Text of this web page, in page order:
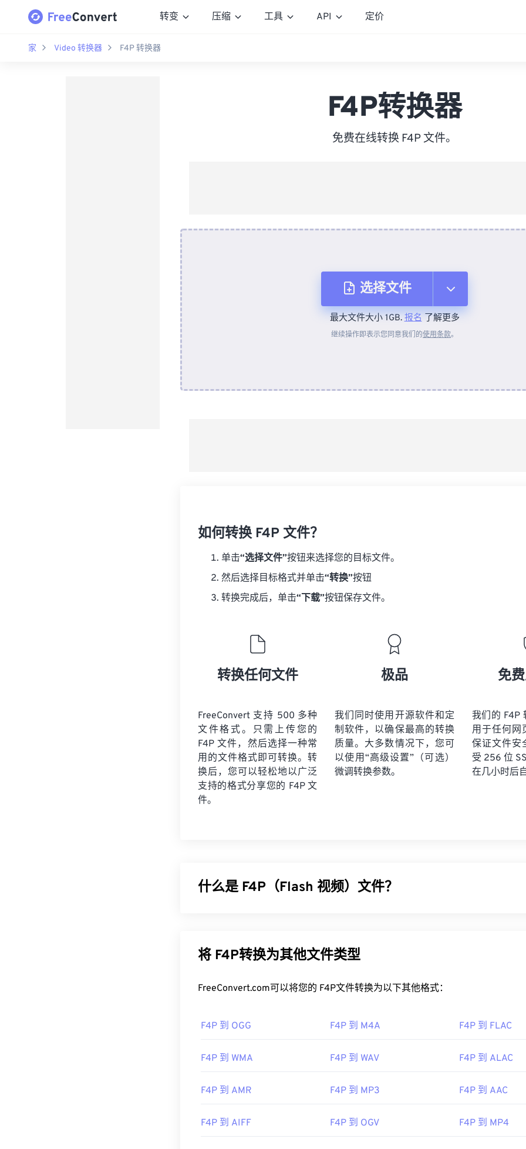
转变 压缩 工具 API 定价
家 Video 转换器 F4P 转换器
F4P转换器
免费在线转换 F4P 文件。
选择文件
从设备
最大文件大小 1GB.报名了解更多
继续操作即表示您同意我们的使用条款。
如何转换 F4P 文件？
单击“选择文件”按钮来选择您的目标文件。
然后选择目标格式并单击“转换”按钮
转换完成后，单击“下载”按钮保存文件。
转换任何文件
FreeConvert 支持 500 多种
文件格式。只需上传您的
F4P 文件，然后选择一种常
用的文件格式即可转换。转
换后，您可以轻松地以广泛
支持的格式分享您的 F4P 文
件。
极品
我们同时使用开源软件和定
制软件，以确保最高的转换
质量。大多数情况下，您可
以使用“高级设置”（可选）
微调转换参数。
免
我们的 F4P
用于任何网
保证文件安
受 256 位
在几小时后
什么是 F4P（Flash 视频）文件？
过 F4P 文件受数字版权管理 (DRM)保护。
VLC 媒体播放器
打开 F4P 文件。
需要注意的是，
不支持 Adob​​e Flash Player 插件。不过，
一款免费的浏览器，可以绕过 iOS 的限制。请记住，F4P 中的“P”代表“受保护”。
开发者： Adobe
有用的链接：
将 F4P转换为其他文件类型
FreeConvert.com可以将您的 F4P文件转换为以下其他格式：
F4P 到 OGG F4P 到 M4A F4P 到 FLAC
F4P 到 WMA F4P 到 WAV F4P 到 ALAC
F4P 到 AMR F4P 到 MP3 F4P 到 AAC
F4P 到 AIFF F4P 到 OGV F4P 到 MP4